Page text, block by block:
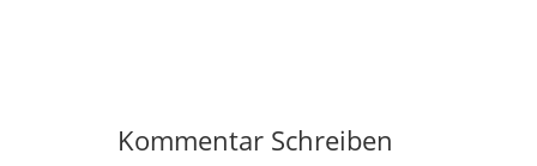
Kommentar Schreiben